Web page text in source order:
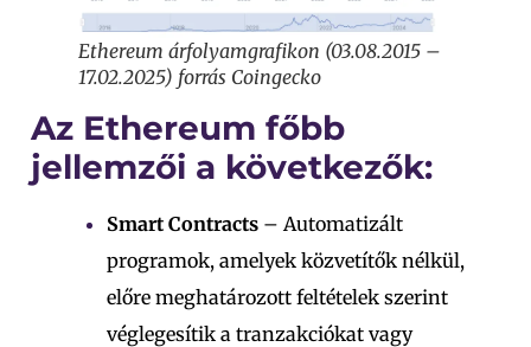
Ethereum árfolyamgrafikon (03.08.2015 –
17.02.2025) forrás Coingecko
Az Ethereum főbb
jellemzői a következők:
Smart Contracts – Automatizált
programok, amelyek közvetítők nélkül,
előre meghatározott feltételek szerint
véglegesítik a tranzakciókat vagy